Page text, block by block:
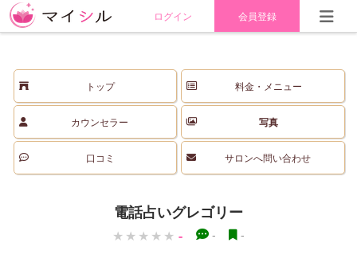
ログイン 会員登録
トップ 料金・メニュー
カウンセラー 写真
口コミ サロンへ問い合わせ
電話占いグレゴリー
- - -